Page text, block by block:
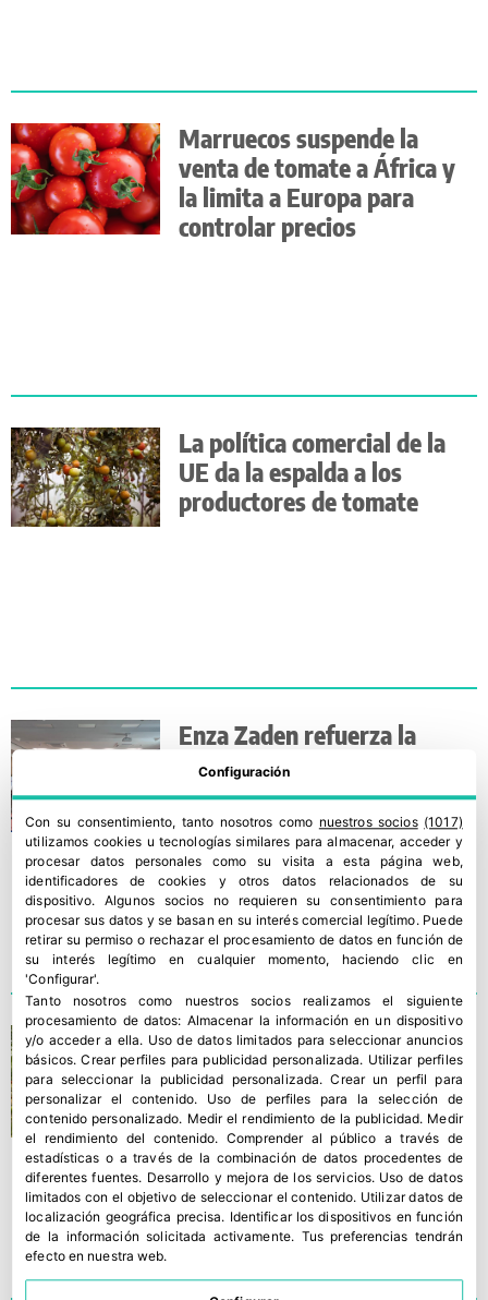
Marruecos suspende la
venta de tomate a África y
la limita a Europa para
controlar precios
La política comercial de la
UE da la espalda a los
productores de tomate
Enza Zaden refuerza la
resistencia al virus rugoso
del tomate desde la raíz en
una jornada técnica en el CIT
COEX
Amortoma, el nuevo
corazón de buey de Yuksel
Seeds
Configuración
Con su consentimiento, tanto nosotros como nuestros socios (1017)
utilizamos cookies u tecnologías similares para almacenar, acceder y
procesar datos personales como su visita a esta página web,
identificadores de cookies y otros datos relacionados de su
dispositivo. Algunos socios no requieren su consentimiento para
procesar sus datos y se basan en su interés comercial legítimo. Puede
retirar su permiso o rechazar el procesamiento de datos en función de
su interés legítimo en cualquier momento, haciendo clic en
'Configurar'.
Tanto nosotros como nuestros socios realizamos el siguiente
procesamiento de datos: Almacenar la información en un dispositivo
y/o acceder a ella. Uso de datos limitados para seleccionar anuncios
básicos.Crear perfiles para publicidad personalizada. Utilizar perfiles
para seleccionar la publicidad personalizada.Crear un perfil para
personalizar el contenido. Uso de perfiles para la selección de
contenido personalizado. Medir el rendimiento de la publicidad. Medir
el rendimiento del contenido.Comprender al público a través de
estadísticas o a través de la combinación de datos procedentes de
diferentes fuentes. Desarrollo y mejora de los servicios. Uso de datos
limitados con el objetivo de seleccionar el contenido. Utilizar datos de
localización geográfica precisa. Identificar los dispositivos en función
de la información solicitada activamente. Tus preferencias tendrán
efecto en nuestra web.